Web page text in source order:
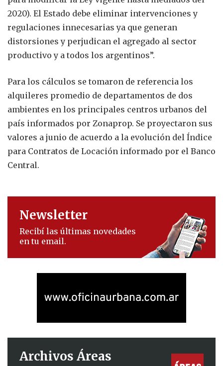
2020). El Estado debe eliminar intervenciones y
regulaciones innecesarias ya que generan
distorsiones y perjudican el agregado al sector
productivo y a todos los argentinos”.
Para los cálculos se tomaron de referencia los
alquileres promedio de departamentos de dos
ambientes en los principales centros urbanos del
país informados por Zonaprop. Se proyectaron sus
valores a junio de acuerdo a la evolución del Índice
para Contratos de Locación informado por el Banco
Central.
Newsletter
Recibí las últimas novedades
en tu email.
Archivos Áreas